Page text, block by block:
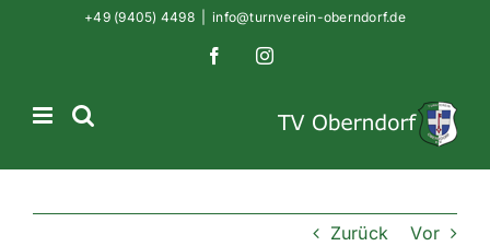
+49 (9405) 4498 info@turnverein-oberndorf.de
FacebookInstagram
Zurück Vor